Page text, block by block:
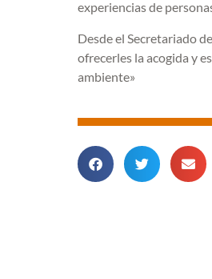
experiencias de
Desde el Secretariado
ofrecerles la acogida y
ambiente»